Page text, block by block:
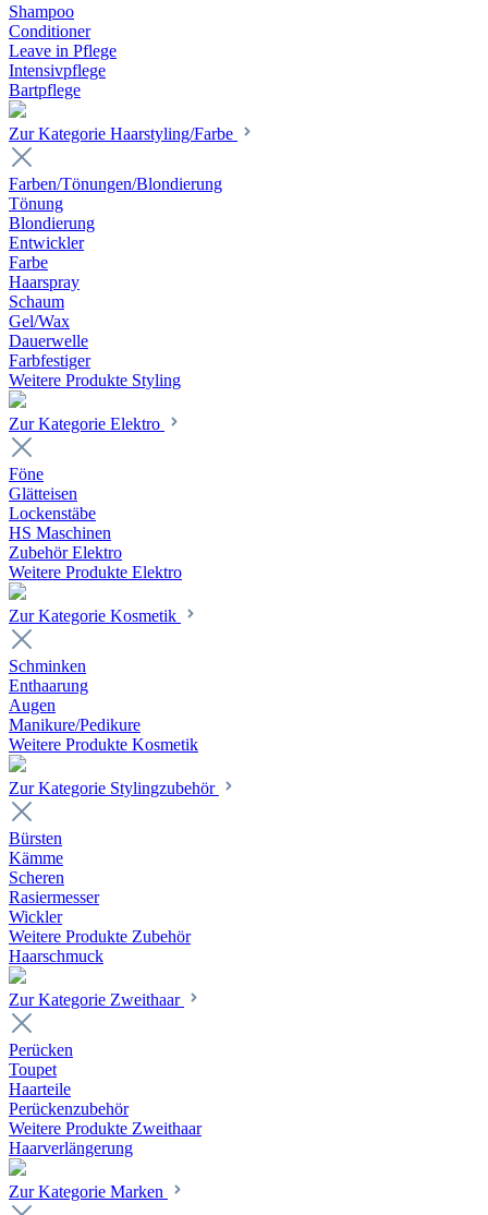
Shampoo
Conditioner
Leave in Pflege
Intensivpflege
Bartpflege
Zur Kategorie Haarstyling/Farbe
Farben/Tönungen/Blondierung
Tönung
Blondierung
Entwickler
Farbe
Haarspray
Schaum
Gel/Wax
Dauerwelle
Farbfestiger
Weitere Produkte Styling
Zur Kategorie Elektro
Föne
Glätteisen
Lockenstäbe
HS Maschinen
Zubehör Elektro
Weitere Produkte Elektro
Zur Kategorie Kosmetik
Schminken
Enthaarung
Augen
Manikure/Pedikure
Weitere Produkte Kosmetik
Zur Kategorie Stylingzubehör
Bürsten
Kämme
Scheren
Rasiermesser
Wickler
Weitere Produkte Zubehör
Haarschmuck
Zur Kategorie Zweithaar
Perücken
Toupet
Haarteile
Perückenzubehör
Weitere Produkte Zweithaar
Haarverlängerung
Zur Kategorie Marken